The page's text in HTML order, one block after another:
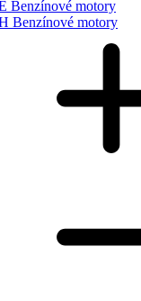
Benzínové motory
Benzínové motory